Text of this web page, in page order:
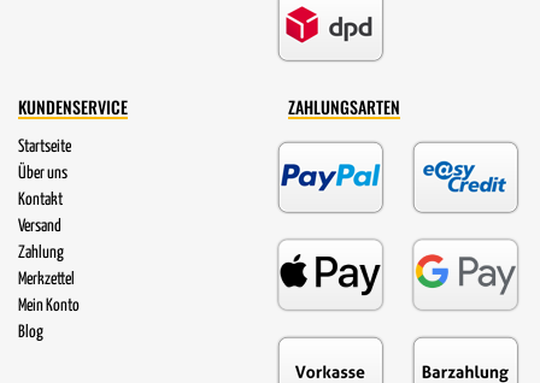
KUNDENSERVICE
Startseite
Über uns
Kontakt
Versand
Zahlung
Merkzettel
Mein Konto
Blog
ZAHLUNGSARTEN